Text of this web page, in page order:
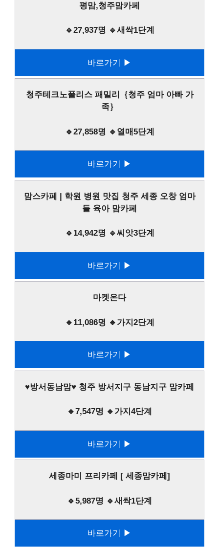
평맘,청주맘카페
🔹27,937명 🔹새싹1단계
바로가기 ▶
청주테크노폴리스 패밀리｛청주 엄마 아빠 가
족｝
🔹27,858명 🔹열매5단계
바로가기 ▶
맘스카페 | 학원 병원 맛집 청주 세종 오창 엄마
들 육아 맘카페
🔹14,942명 🔹씨앗3단계
바로가기 ▶
마켓온다
🔹11,086명 🔹가지2단계
바로가기 ▶
♥방서동남맘♥ 청주 방서지구 동남지구 맘카페
🔹7,547명 🔹가지4단계
바로가기 ▶
세종마미 프리카페 [ 세종맘카페]
🔹5,987명 🔹새싹1단계
바로가기 ▶